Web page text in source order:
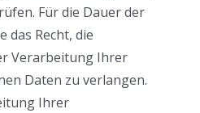
Für die Dauer der
das Recht, die
Verarbeitung Ihrer
Daten zu verlangen.
Ihrer